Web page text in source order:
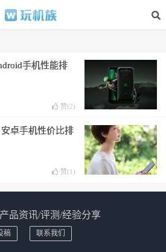
手机性能排
赞(2)
卓手机性价比排
赞(1 )
品资讯/评测/经验分享
稿 联系我们